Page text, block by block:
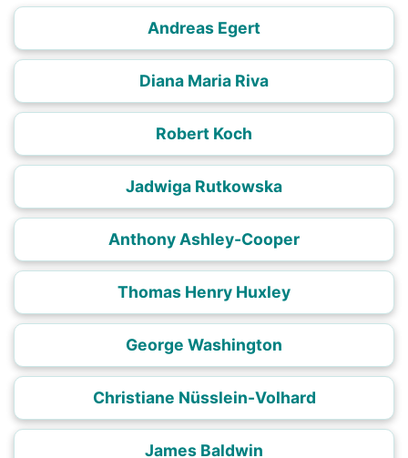
Andreas Egert
Diana Maria Riva
Robert Koch
Jadwiga Rutkowska
Anthony Ashley-Cooper
Thomas Henry Huxley
George Washington
Christiane Nüsslein-Volhard
James Baldwin